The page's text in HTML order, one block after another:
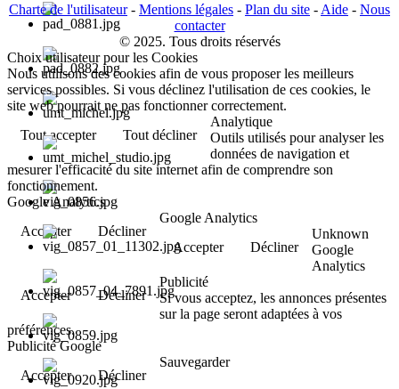
Charte de l'utilisateur- Mentions légales - Plan du site - Aide - Nous
contacter
© 2025. Tous droits réservés
Choix utilisateur pour les Cookies
Nous utilisons des cookies afin de vous proposer les meilleurs
services possibles. Si vous déclinez l'utilisation de ces cookies, le
site web pourrait ne pas fonctionner correctement.
Tout accepter
Tout décliner
Analytique
Outils utilisés pour analyser les
données de navigation et
mesurer l'efficacité du site internet afin de comprendre son
fonctionnement.
Google Analytics
Accepter
Décliner
Google Analytics
Accepter
Décliner
Unknown
Google
Analytics
Accepter
Décliner
Publicité
Si vous acceptez, les annonces présentes
sur la page seront adaptées à vos
préférences.
Publicité Google
Accepter
Décliner
Sauvegarder